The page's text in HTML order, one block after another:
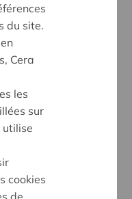
sans
chances de
active à la société
du site.
Cera
les
sur
utilise
cookies